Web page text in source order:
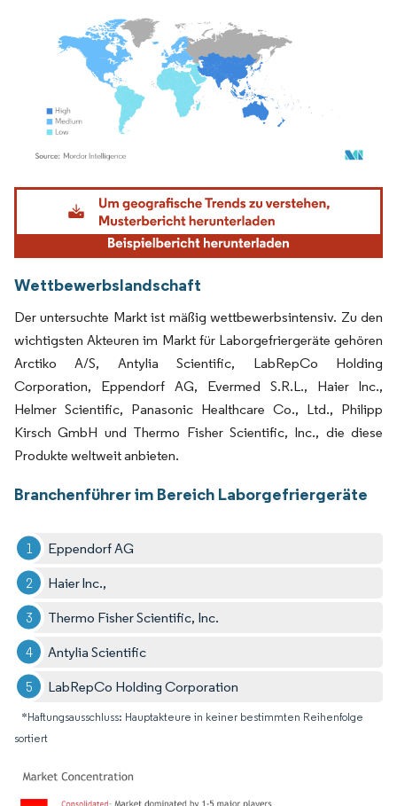
Bild © Mordor Intelligence. Wiederverwendung erfordert Namensnennung gemäß
Wettbewerbslandschaft
Der untersuchte Markt ist mäßig wettbewerbsintensiv. Zu den
wichtigsten Akteuren im Markt für Laborgefriergeräte gehören
Arctiko A/S, Antylia Scientific, LabRepCo Holding
Corporation, Eppendorf AG, Evermed S.R.L., Haier lnc.,
Helmer Scientific, Panasonic Healthcare Co., Ltd., Philipp
Kirsch GmbH und Thermo Fisher Scientific, Inc., die diese
Produkte weltweit anbieten.
Branchenführer im Bereich Laborgefriergeräte
Eppendorf AG
Haier lnc.,
Thermo Fisher Scientific, Inc.
Antylia Scientific
LabRepCo Holding Corporation
*Haftungsausschluss: Hauptakteure in keiner bestimmten Reihenfolge
sortiert